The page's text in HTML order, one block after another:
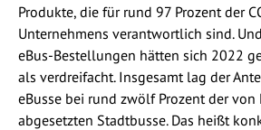
Produkte, die für rund 97 Prozent der
Unternehmens verantwortlich sind.
eBus-Bestellungen hätten sich 2022
als verdreifacht. Insgesamt lag der
eBusse bei rund zwölf Prozent der von
abgesetzten Stadtbusse. Das heißt